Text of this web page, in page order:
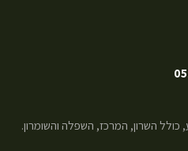
כולל השרון, המרכז, השפלה והשומרון.